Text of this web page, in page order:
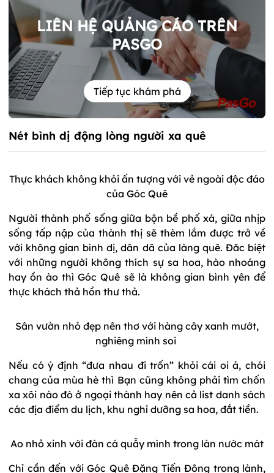
LIÊN HỆ QUẢNG CÁO TRÊN
PASGO
Tiếp tục khám phá
Nét bình dị động lòng người xa quê
Thực khách không khỏi ấn tượng với vẻ ngoài độc đáo
của Góc Quê
Người thành phố sống giữa bộn bề phố xá, giữa nhịp
sống tấp nập của thành thị sẽ thèm lắm được trở về
với không gian bình dị, dân dã của làng quê. Đăc biệt
với những người không thích sự sa hoa, hào nhoáng
hay ồn ào thì Góc Quê sẽ là không gian bình yên để
thực khách thả hồn thư thả.
Sân vườn nhỏ đẹp nên thơ với hàng cây xanh mướt,
nghiêng mình soi
Nếu có ý định “đưa nhau đi trốn” khỏi cái oi ả, chói
chang của mùa hè thì Bạn cũng không phải tìm chốn
xa xôi nào đó ở ngoại thành hay nên cả list danh sách
các địa điểm du lịch, khu nghỉ dưỡng sa hoa, đắt tiền.
Ao nhỏ xinh với đàn cá quẫy mình trong làn nước mát
Chỉ cần đến với Góc Quê Đặng Tiến Đông trong lành,